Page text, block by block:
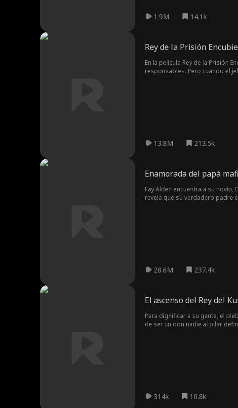
1.9M 14.1k
Rey de la Prisión
En la película Rey de la Prisión
responsables. Pero cuando el
13.8M 213.5k
Enamorada del papá
Fay Alden encuentra a su novio,
revela que su verdadero padre
ayuda de Daniel, acaba con
28.6M 237.4k
El ascenso del Rey del
Para dignificar a su gente, el
de ser un don nadie al pilar
314k 10.8k